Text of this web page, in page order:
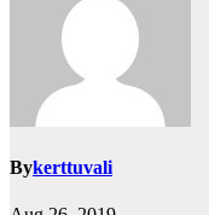
Bykerttuvali